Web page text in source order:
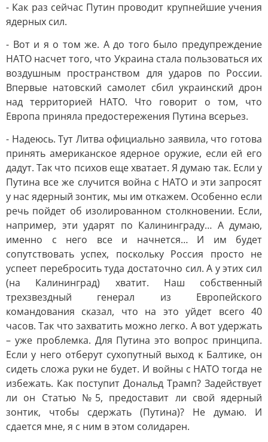
- Как раз сейчас Путин проводит крупнейшие учения
ядерных сил.
- Вот и я о том же. А до того было предупреждение
НАТО насчет того, что Украина стала пользоваться их
воздушным пространством для ударов по России.
Впервые натовский самолет сбил украинский дрон
над территорией НАТО. Что говорит о том, что
Европа приняла предостережения Путина всерьез.
- Надеюсь. Тут Литва официально заявила, что готова
принять американское ядерное оружие, если ей его
дадут. Так что психов еще хватает. Я думаю так. Если у
Путина все же случится война с НАТО и эти запросят
у нас ядерный зонтик, мы им откажем. Особенно если
речь пойдет об изолированном столкновении. Если,
например, эти ударят по Калининграду… А думаю,
именно с него все и начнется… И им будет
сопутствовать успех, поскольку Россия просто не
успеет перебросить туда достаточно сил. А у этих сил
(на Калининград) хватит. Наш собственный
трехзвездный генерал из Европейского
командования сказал, что на это уйдет всего 40
часов. Так что захватить можно легко. А вот удержать
– уже проблемка. Для Путина это вопрос принципа.
Если у него отберут сухопутный выход к Балтике, он
сидеть сложа руки не будет. И войны с НАТО тогда не
избежать. Как поступит Дональд Трамп? Задействует
ли он Статью №5, предоставит ли свой ядерный
зонтик, чтобы сдержать (Путина)? Не думаю. И
сдается мне, я с ним в этом солидарен.